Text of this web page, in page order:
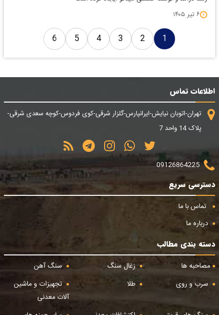
۶ تیر ۱۴۰۵
1
2
3
4
5
6
اطلاعات تماس
تهران-اتوبان نیایش-ایرانپارس-گلزار شرقی-کوی فردوس-کوچه سعدی شرقی-
پلاک 14 واحد 7
09126864225
دسترسی سریع
تماس با ما
درباره ما
دسته بندی مطالب
مصاحبه ها
زغال سنگ
سنگ آهن
سرب و روی
طلا
تجهیزات و ماشین
آلات معدنی